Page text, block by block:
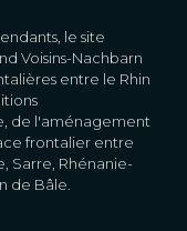
le site
Voisins-Nachbarn
entre le Rhin
de l'aménagement
frontalier entre
Sarre, Rhénanie-
de Bâle.